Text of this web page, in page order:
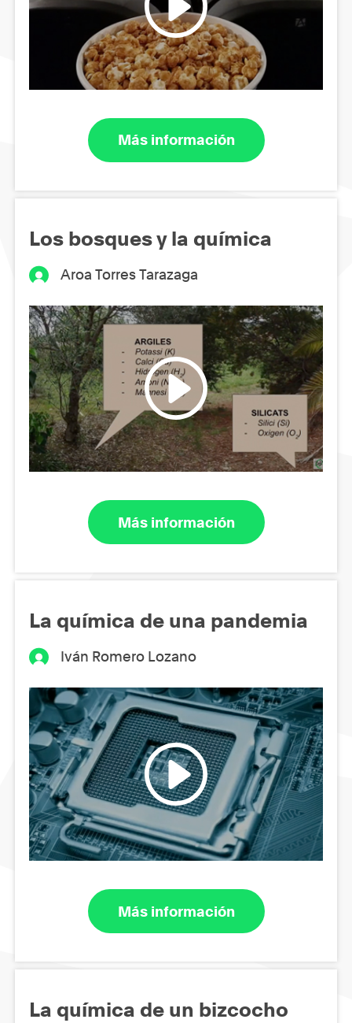
Más información
Los bosques y la química
Aroa Torres Tarazaga
Más información
La química de una pandemia
Iván Romero Lozano
Más información
La química de un bizcocho